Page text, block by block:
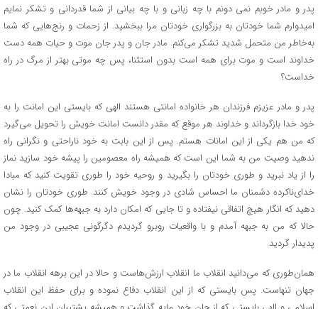
پدر و مادر خوبم نمی دونم با چه زبانی و با چه بیانی از شما قدردانی و تشکر نمایم
امیدوارم شما خودتان به بزرگواری خودتان مرا ببخشید. از زحمات و رنج‌هایی که شما
به‌خاطر من متحمل شدید تشکر می‌کنم. مادر جان و پدر جان موت و حیات همه دست
خداوند است و موت برای همه است بدون استثنا، پس چه موتی بهتر از مرگ در راه
خداست؟
پدر و مادر عزیزم فرزندان هر خانواده امانتی هستند الهی که بایستی این امانت را به
خود خدا بازگرداند و خداوند هر موقع که مقدر دانست امانت خویش را تحویل می‌گیرد
که من هم یکی از این امانات هستم. پس از این بابت به خود ناراحتی و نگرانی راه
ندهید وصیت من به شما این است که همیشه راه معصومین را پیشه خود سازید نماز
را از یاد نبرید و طوری خودتان را بگیرید و روحیه خود را طوری تقویت کنید که مبادا
خدای‌ناکرده دشمنان ما احساس شادی در وجود خویش کنند. طوری خودتان را نشان
دهید که انگار هیچ اتفاقی نیفتاده و تا جایی که امکان دارد به جبهه‌ها کمک کنید. چون
حالا که من به جبهه آمدم و با واقعیات روبرو گردیدم دگرگونی عجیبی در وجود من
پدیدار گردید.
همان‌طوری که می‌دانید انقلاب ما انقلاب ارزش‌هاست و حالا در این برهه انقلاب ما در
جهان تنهاست. پس بایستی که از این انقلاب دفاع نموده و برای حفظ این انقلاب